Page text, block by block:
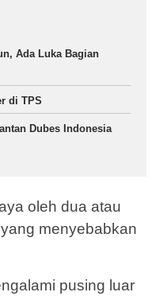
Ada Luka Bagian
di TPS
Dubes Indonesia
oleh dua atau
menyebabkan
pusing luar